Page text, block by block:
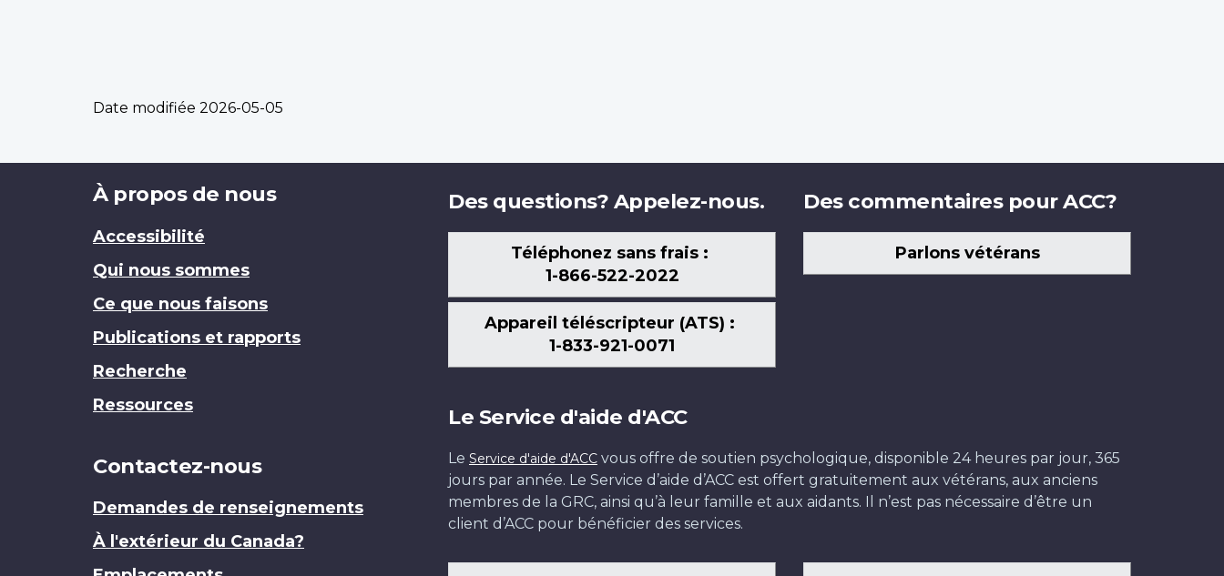
Date modifiée 2026-05-05
Brand
À propos de nous
Accessibilité
Qui nous sommes
Ce que nous faisons
Publications et rapports
Recherche
Ressources
Contactez-nous
Demandes de renseignements
À l'extérieur du Canada?
Des questions? Appelez-nous.
Téléphonez sans frais :
1-866-522-2022
Appareil téléscripteur (ATS) :
1-833-921-0071
Des commentaires pour ACC?
Parlons vétérans
Le Service d'aide d'ACC
Le Service d'aide d'ACC vous offre de soutien psychologique, disponible 24 heures par jour, 365
jours par année. Le Service d’aide d’ACC est offert gratuitement aux vétérans, aux anciens
membres de la GRC, ainsi qu’à leur famille et aux aidants. Il n’est pas nécessaire d’être un
client d’ACC pour bénéficier des services.